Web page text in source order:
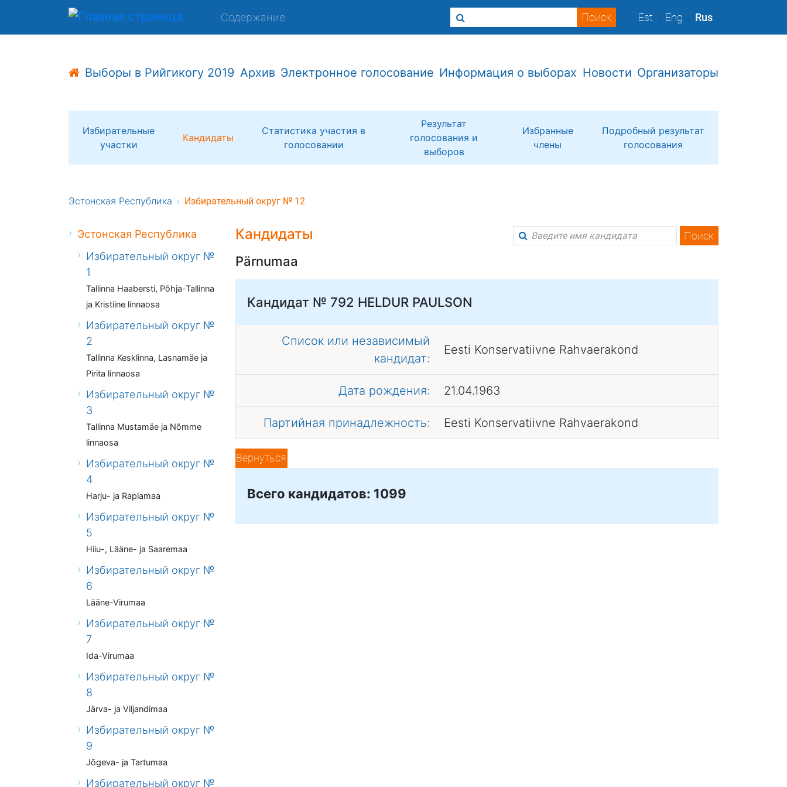
Содержание Est Eng Rus
Выборы в Рийгикогу 2019 Архив Электронное голосование Информация о выборах Новости Организаторы
Избирательные
участки
Кандидаты
Статистика участия в
голосовании
Результат
голосования и
выборов
Избранные
члены
Подробный результат
голосования
Эстонская Республика Избирательный округ № 12
Эстонская Республика
Избирательный округ №
1
Tallinna Haabersti, Põhja-Tallinna
ja Kristiine linnaosa
Избирательный округ №
2
Tallinna Kesklinna, Lasnamäe ja
Pirita linnaosa
Избирательный округ №
3
Tallinna Mustamäe ja Nõmme
linnaosa
Избирательный округ №
4
Harju- ja Raplamaa
Избирательный округ №
5
Hiiu-, Lääne- ja Saaremaa
Избирательный округ №
6
Lääne-Virumaa
Избирательный округ №
7
Ida-Virumaa
Избирательный округ №
8
Järva- ja Viljandimaa
Избирательный округ №
9
Jõgeva- ja Tartumaa
Избирательный округ №
Кандидаты Поиск
Pärnumaa
Кандидат № 792 HELDUR PAULSON
Список или независимый
кандидат:
Eesti Konservatiivne Rahvaerakond
Дата рождения: 21.04.1963
Партийная принадлежность: Eesti Konservatiivne Rahvaerakond
Вернуться
Всего кандидатов: 1099